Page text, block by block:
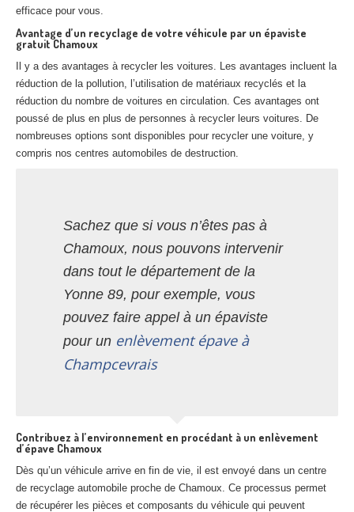
efficace pour vous.
Avantage d’un recyclage de votre véhicule par un épaviste
gratuit Chamoux
Il y a des avantages à recycler les voitures. Les avantages incluent la
réduction de la pollution, l’utilisation de matériaux recyclés et la
réduction du nombre de voitures en circulation. Ces avantages ont
poussé de plus en plus de personnes à recycler leurs voitures. De
nombreuses options sont disponibles pour recycler une voiture, y
compris nos centres automobiles de destruction.
Sachez que si vous n’êtes pas à
Chamoux, nous pouvons intervenir
dans tout le département de la
Yonne 89, pour exemple, vous
pouvez faire appel à un épaviste
pour un enlèvement épave à
Champcevrais
Contribuez à l’environnement en procédant à un enlèvement
d’épave Chamoux
Dès qu’un véhicule arrive en fin de vie, il est envoyé dans un centre
de recyclage automobile proche de Chamoux. Ce processus permet
de récupérer les pièces et composants du véhicule qui peuvent